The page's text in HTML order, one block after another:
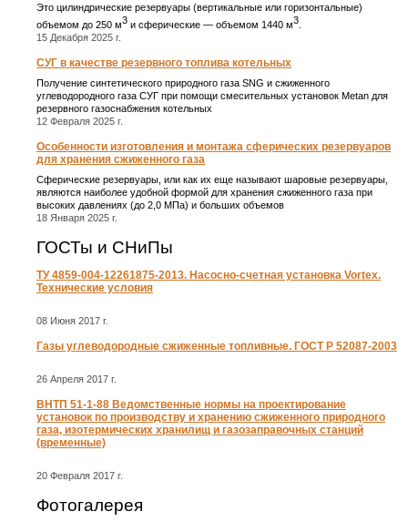
Это цилиндрические резервуары (вертикальные или горизонтальные)
объемом до 250 м3 и сферические ― объемом 1440 м3
15 Декабря 2025 г.
СУГ в качестве резервного топлива котельных
Получение синтетического природного газа SNG и сжиженного
углеводородного газа СУГ при помощи смесительных установок Metan для
резервного газоснабжения котельных
12 Февраля 2025 г.
Особенности изготовления и монтажа сферических резервуаров
для хранения сжиженного газа
Сферические резервуары, или как их еще называют шаровые резервуары,
являются наиболее удобной формой для хранения сжиженного газа при
высоких давлениях (до 2,0 МПа) и больших объемов
18 Января 2025 г.
ГОСТы и СНиПы
ТУ 4859-004-12261875-2013. Насосно-счетная установка Vortex.
Технические условия
08 Июня 2017 г.
Газы углеводородные сжиженные топливные. ГОСТ Р 52087-2003
26 Апреля 2017 г.
ВНТП 51-1-88 Ведомственные нормы на проектирование
установок по производству и хранению сжиженного природного
газа, изотермических хранилищ и газозаправочных станций
(временные)
20 Февраля 2017 г.
Фотогалерея